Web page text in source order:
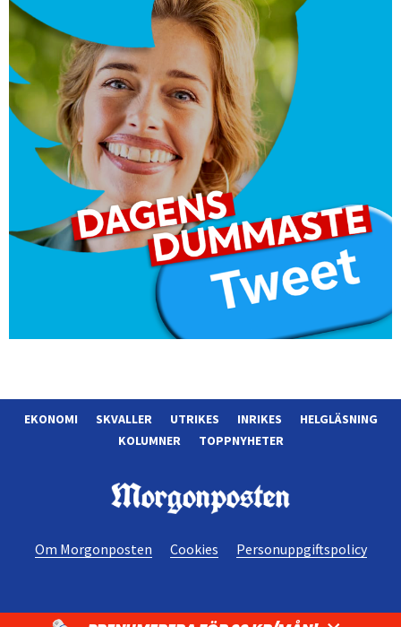
EKONOMI SKVALLER UTRIKES INRIKES
HELGLÄSNING
KOLUMNER
TOPPNYHETER
Om Morgonposten Cookies Personuppgiftspolicy